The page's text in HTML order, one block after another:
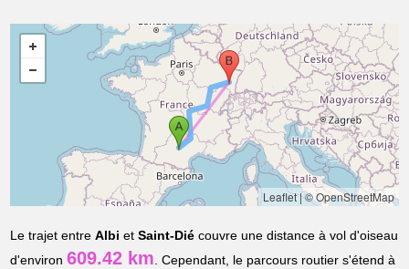
Leaflet|© OpenStreetMap
Le trajet entreAlbi etSaint-Dié couvre une distance à vol d'oiseau
d'environ609.42 km. Cependant, le parcours routier s'étend à